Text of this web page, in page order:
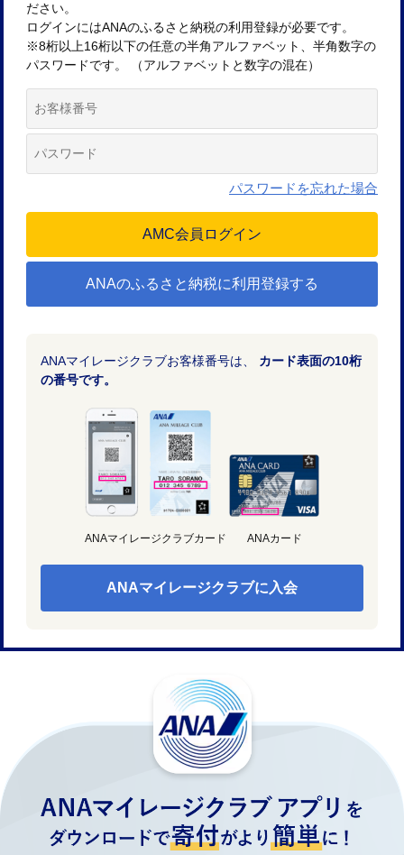
ださい。
ログインにはANAのふるさと納税の利用登録が必要です。
※8桁以上16桁以下の任意の半角アルファベット、半角数字の
パスワードです。 （アルファベットと数字の混在）
パスワードを忘れた場合
ANAのふるさと納税に利用登録する
ANAマイレージクラブお客様番号は、 カード表面の10桁
の番号です。
ANAマイレージクラブカード ANAカード
ANAマイレージクラブに入会